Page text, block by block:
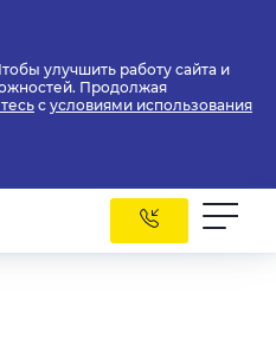
улучшить работу сайта и
Продолжая
с условиями использования